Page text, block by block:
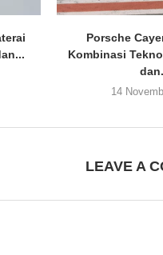
Porsche
Kombinasi
14
LEAVE A